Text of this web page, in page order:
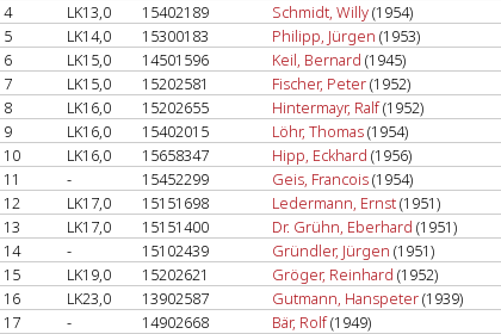
4
LK13,0 15402189 Schmidt, Willy(1954)
5
LK14,0 15300183 Philipp, Jürgen (1953)
6
LK15,0 14501596 Keil, Bernard (1945)
7
LK15,0 15202581 Fischer, Peter(1952)
8
LK16,0 15202655 Hintermayr, Ralf(1952)
9
LK16,0 15402015 Löhr, Thomas(1954)
10
LK16,0 15658347 Hipp, Eckhard (1956)
11
- 15452299 Geis, Francois(1954)
12
LK17,0 15151698 Ledermann, Ernst(1951)
13
LK17,0 15151400 Dr. Grühn, Eberhard (1951)
14
- 15102439 Gründler, Jürgen (1951)
15
LK19,0 15202621 Gröger, Reinhard (1952)
16
LK23,0 13902587 Gutmann, Hanspeter(1939)
17
- 14902668 Bär, Rolf(1949)